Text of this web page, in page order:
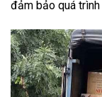
đảm bảo quá